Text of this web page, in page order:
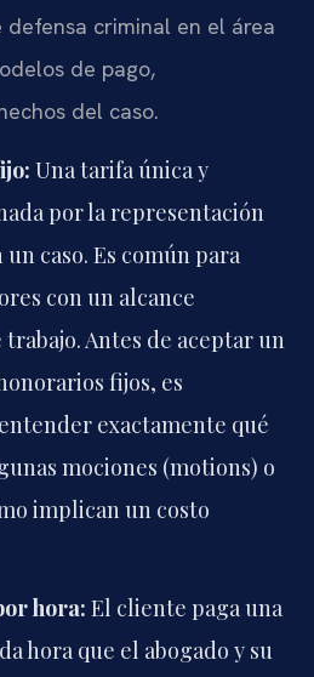
defensa criminal en el área
de pago,
del caso.
Una tarifa única y
por la representación
caso. Es común para
con un alcance
trabajo. Antes de aceptar un
fijos, es
exactamente qué
mociones (motions) o
implican un costo
hora: El cliente paga una
hora que el abogado y su